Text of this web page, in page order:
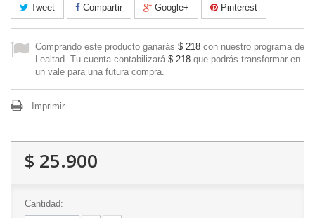
Tweet Compartir Google+ Pinterest
Comprando este producto ganarás $ 218 con nuestro programa de
Lealtad. Tu cuenta contabilizará $ 218 que podrás transformar en
un vale para una futura compra.
Imprimir
$ 25.900
Cantidad: